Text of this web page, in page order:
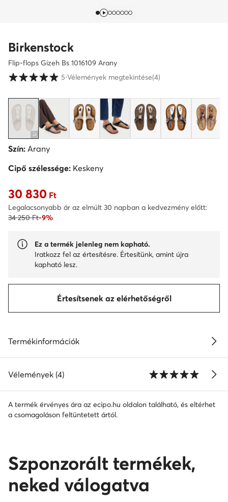
Birkenstock
Flip-flops Gizeh Bs 1016109 Arany
Vásárlói értékelések 1-5 skálán
5⋅Vélemények megtekintése(4)
Szín: Arany
Cipő szélessége: Keskeny
Aktuális ár 30 830 Ft
30 830 Ft
Legalacsonyabb ár az elmúlt 30 napban a kedvezmény előtt:
34 250 Ft-9%
Ez a termék jelenleg nem kapható.
Iratkozz fel az értesítésre. Értesítünk, amint újra
kapható lesz.
Értesítsenek az elérhetőségről
Termékinformációk
Vélemények (4)
A termék érvényes ára az ecipo.hu oldalon található, és eltérhet
a csomagoláson feltüntetett ártól.
Szponzorált termékek,
neked válogatva